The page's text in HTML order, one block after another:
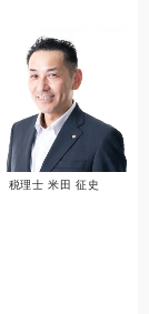
税理士 米田 征史